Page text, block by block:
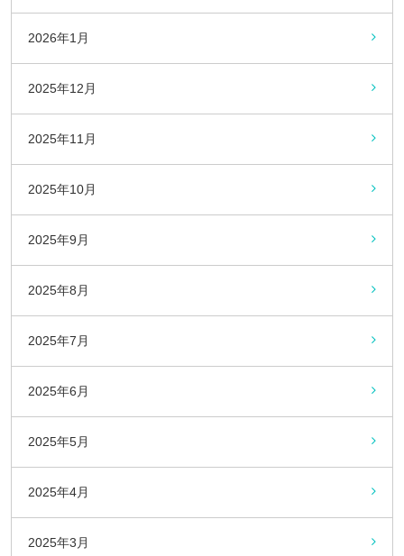
2026年1月
2025年12月
2025年11月
2025年10月
2025年9月
2025年8月
2025年7月
2025年6月
2025年5月
2025年4月
2025年3月